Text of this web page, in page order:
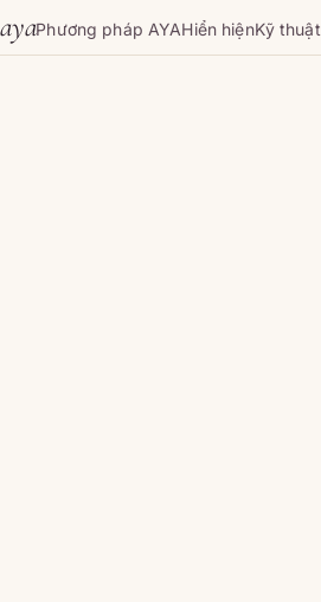
Skip to content
ayaPhương pháp AYAHiển hiệnKỹ thuật